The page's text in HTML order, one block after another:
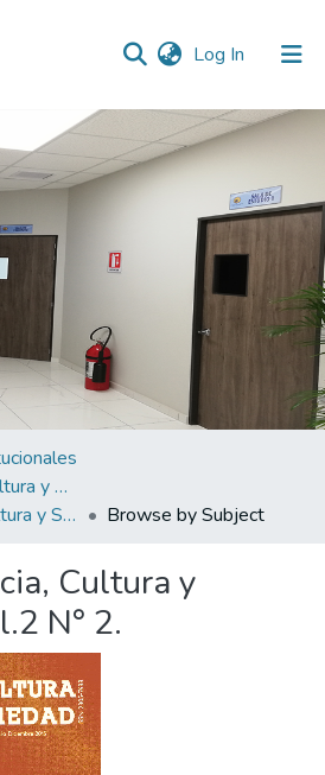
Log In (current)
Revistas Ciencia,Cultura y Sociedad
Revista Ciencia, Cultura y Sociedad Vol.2 N° 2.
Browse by Subject
Cultura y
N° 2.